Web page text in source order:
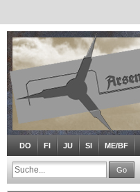
DO FI JU SI ME/BF
Go